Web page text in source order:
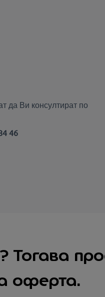
да Ви консултират по
46
оферта.